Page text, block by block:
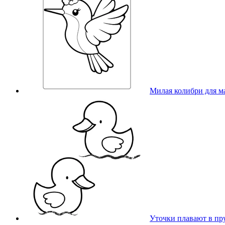
Милая колибри для
Уточки плавают в